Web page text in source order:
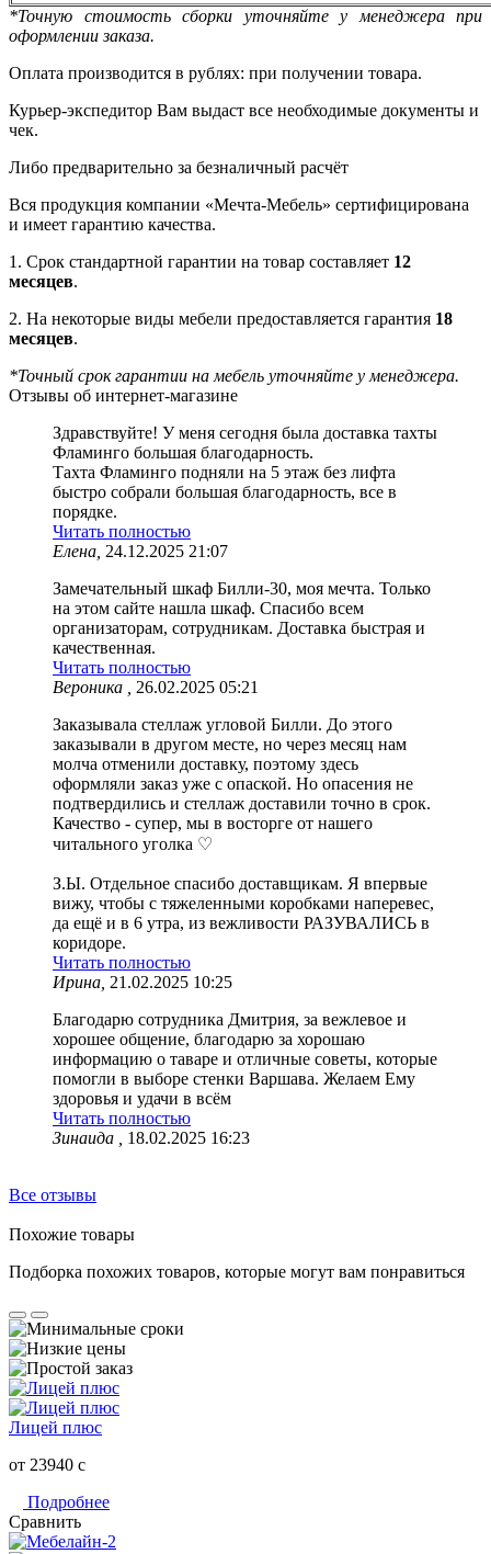
*Точную стоимость сборки уточняйте у менеджера при
оформлении заказа.
Оплата производится в рублях: при получении товара.
Курьер-экспедитор Вам выдаст все необходимые документы и
чек.
Либо предварительно за безналичный расчёт
Вся продукция компании «Мечта-Мебель» сертифицирована
и имеет гарантию качества.
1. Срок стандартной гарантии на товар составляет 12
месяцев.
2. На некоторые виды мебели предоставляется гарантия 18
месяцев.
*Точный срок гарантии на мебель уточняйте у менеджера.
Отзывы об интернет-магазине
Здравствуйте! У меня сегодня была доставка тахты
Фламинго большая благодарность.
Тахта Фламинго подняли на 5 этаж без лифта
быстро собрали большая благодарность, все в
порядке.
Читать полностью
Елена, 24.12.2025 21:07
Замечательный шкаф Билли-30, моя мечта. Только
на этом сайте нашла шкаф. Спасибо всем
организаторам, сотрудникам. Доставка быстрая и
качественная.
Читать полностью
Вероника ,
26.02.2025 05:21
Заказывала стеллаж угловой Билли. До этого
заказывали в другом месте, но через месяц нам
молча отменили доставку, поэтому здесь
оформляли заказ уже с опаской. Но опасения не
подтвердились и стеллаж доставили точно в срок.
Качество - супер, мы в восторге от нашего
читального уголка ♡
З.Ы. Отдельное спасибо доставщикам. Я впервые
вижу, чтобы с тяжеленными коробками наперевес,
да ещё и в 6 утра, из вежливости РАЗУВАЛИСЬ в
коридоре.
Читать полностью
Ирина, 21.02.2025 10:25
Благодарю сотрудника Дмитрия, за вежлевое и
хорошее общение, благодарю за хорошаю
информацию о таваре и отличные советы, которые
помогли в выборе стенки Варшава. Желаем Ему
здоровья и удачи в всём
Читать полностью
Зинаида ,
18.02.2025 16:23
Все отзывы
Похожие товары
Подборка похожих товаров, которые могут вам понравиться
Лицей плюс
от 23940 c
Подробнее
Сравнить